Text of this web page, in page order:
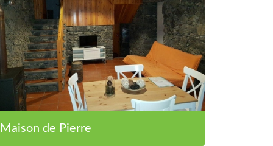
Maison de Pierre